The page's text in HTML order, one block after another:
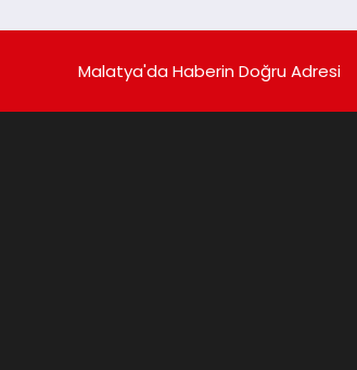
Malatya'da Haberin Doğru Adresi